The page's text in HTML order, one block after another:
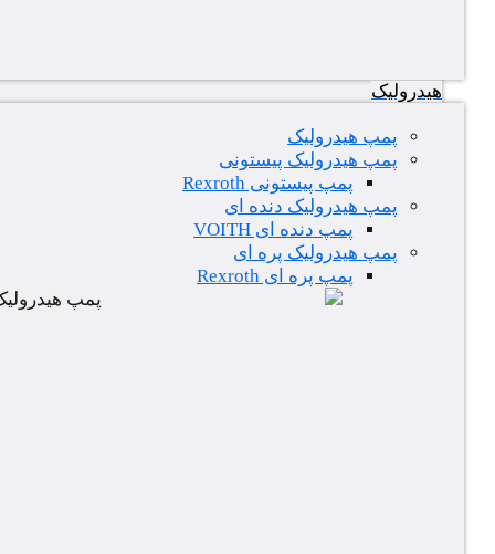
هیدرولیک
پمپ هیدرولیک
پمپ هیدرولیک پیستونی
پمپ پیستونی Rexroth
پمپ هیدرولیک دنده ای
پمپ دنده ای VOITH
پمپ هیدرولیک پره ای
پمپ پره ای Rexroth